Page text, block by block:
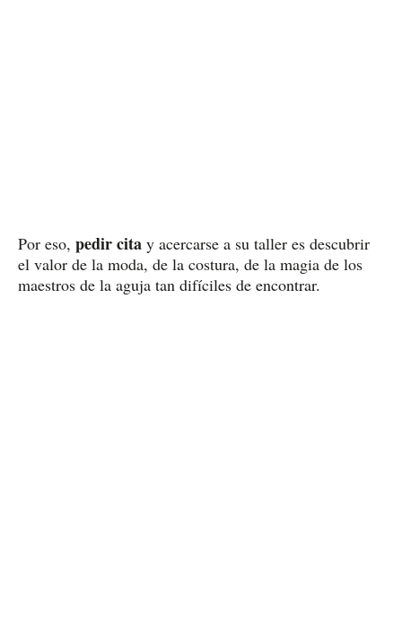
Por eso, pedir cita y acercarse a su taller es descubrir
el valor de la moda, de la costura, de la magia de los
maestros de la aguja tan difíciles de encontrar.